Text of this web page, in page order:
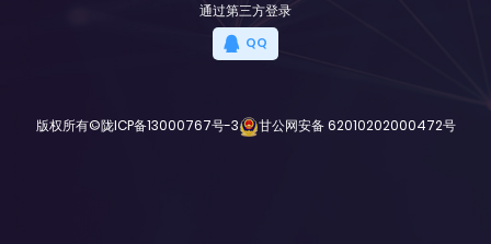
通过第三方登录
QQ
版权所有©陇ICP备13000767号-3 甘公网安备 62010202000472号